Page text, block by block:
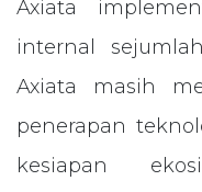
Axiata
internal
Axiata masih
penerapan
kesiapan